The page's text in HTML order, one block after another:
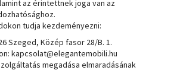
az érintettnek joga van az
tudja kezdeményezni:
Szeged, Közép fasor 28/B. 1.
kapcsolat@elegantemobili.hu
megadása elmaradásának